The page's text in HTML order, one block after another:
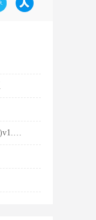
Word Text Replacer(Word内容批量替换软件)v1.2.0官方版